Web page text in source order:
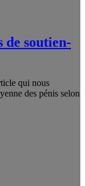
de soutien-
qui nous
des pénis selon